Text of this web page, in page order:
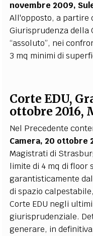
novembre 2009,
All'opposto, a partire
Giurisprudenza della
“assoluto”, nei
3 mq minimi di
Corte EDU,
ottobre 2016,
Nel Precedente
Camera, 20 ottobre
Magistrati di
limite di 4 mq di floor
garantisticamente
di spazio
Corte EDU negli
giurisprudenziale.
generare, in